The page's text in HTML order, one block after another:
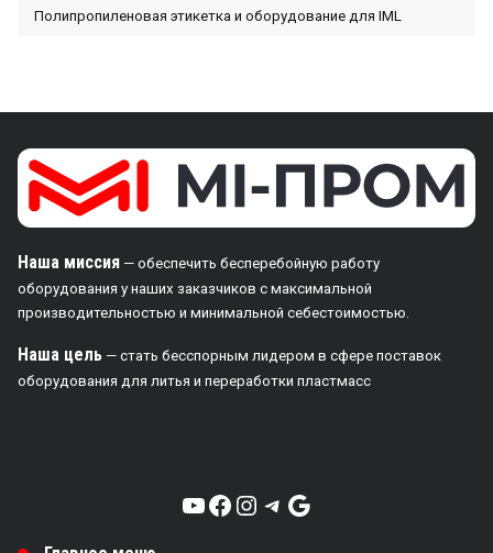
Полипропиленовая этикетка и оборудование для IML
Наша миссия — обеспечить бесперебойную работу
оборудования у наших заказчиков с максимальной
производительностью и минимальной себестоимостью.
Наша цель — стать бесспорным лидером в сфере поставок
оборудования для литья и переработки пластмасс
YouTube
Facebook
Instagram
Telegram
Google